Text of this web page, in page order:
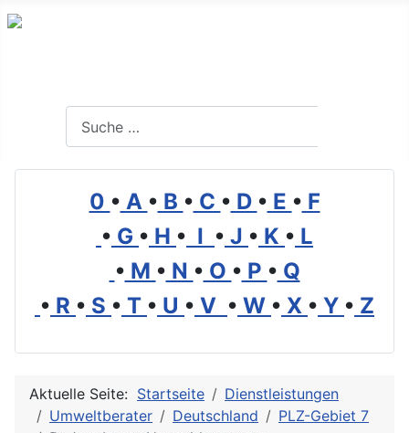
0 • A • B • C • D • E • F
• G • H • I • J • K • L
• M • N • O • P • Q
• R • S • T • U • V • W • X • Y • Z
Aktuelle Seite: Startseite
Dienstleistungen
Umweltberater
Deutschland
PLZ-Gebiet 7